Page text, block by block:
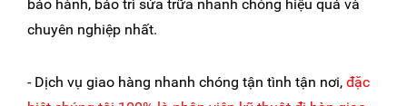
bảo hành, bảo trì sửa trữa nhanh chóng hiệu quả và
chuyên nghiệp nhất.
- Dịch vụ giao hàng nhanh chóng tận tình tận nơi, đặc